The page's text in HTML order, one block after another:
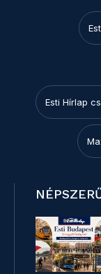
Esti Hírlap